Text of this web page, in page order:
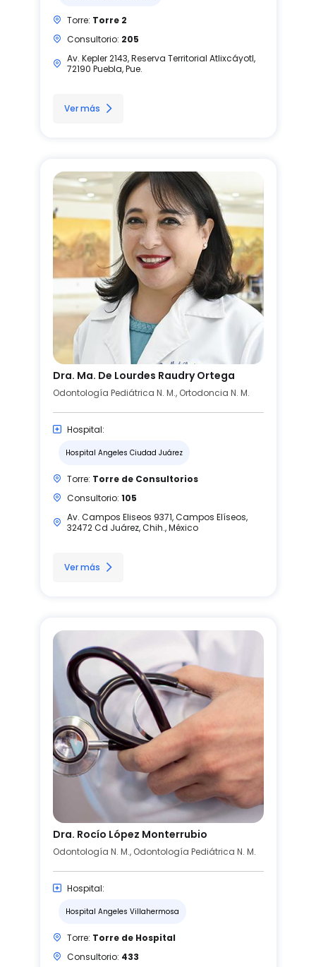
Torre: Torre 2
Consultorio: 205
Av. Kepler 2143, Reserva Territorial Atlixcáyotl,
72190 Puebla, Pue.
Ver más
Dra. Ma. De Lourdes Raudry Ortega
Odontología Pediátrica N. M., Ortodoncia N. M.
Hospital:
Hospital Angeles Ciudad Juárez
Torre: Torre de Consultorios
Consultorio: 105
Av. Campos Eliseos 9371, Campos Elíseos,
32472 Cd Juárez, Chih., México
Ver más
Dra. Rocío López Monterrubio
Odontología N. M., Odontología Pediátrica N. M.
Hospital:
Hospital Angeles Villahermosa
Torre: Torre de Hospital
Consultorio: 433